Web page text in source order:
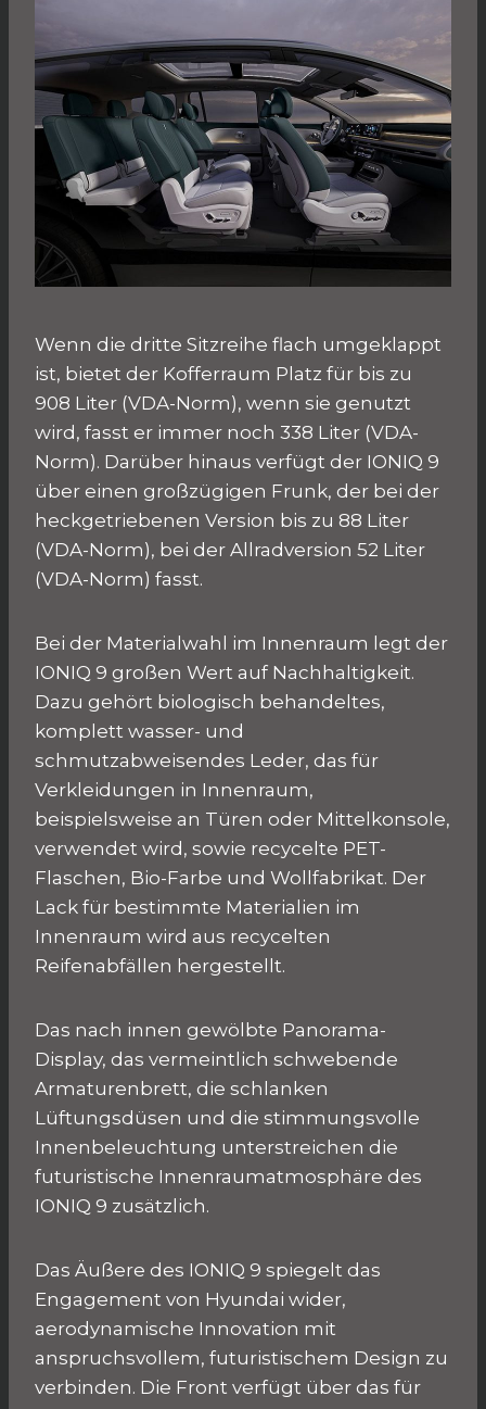
Wenn die dritte Sitzreihe flach umgeklappt
ist, bietet der Kofferraum Platz für bis zu
908 Liter (VDA-Norm), wenn sie genutzt
wird, fasst er immer noch 338 Liter (VDA-
Norm). Darüber hinaus verfügt der IONIQ 9
über einen großzügigen Frunk, der bei der
heckgetriebenen Version bis zu 88 Liter
(VDA-Norm), bei der Allradversion 52 Liter
(VDA-Norm) fasst.
Bei der Materialwahl im Innenraum legt der
IONIQ 9 großen Wert auf Nachhaltigkeit.
Dazu gehört biologisch behandeltes,
komplett wasser- und
schmutzabweisendes Leder, das für
Verkleidungen in Innenraum,
beispielsweise an Türen oder Mittelkonsole,
verwendet wird, sowie recycelte PET-
Flaschen, Bio-Farbe und Wollfabrikat. Der
Lack für bestimmte Materialien im
Innenraum wird aus recycelten
Reifenabfällen hergestellt.
Das nach innen gewölbte Panorama-
Display, das vermeintlich schwebende
Armaturenbrett, die schlanken
Lüftungsdüsen und die stimmungsvolle
Innenbeleuchtung unterstreichen die
futuristische Innenraumatmosphäre des
IONIQ 9 zusätzlich.
Das Äußere des IONIQ 9 spiegelt das
Engagement von Hyundai wider,
aerodynamische Innovation mit
anspruchsvollem, futuristischem Design zu
verbinden. Die Front verfügt über das für